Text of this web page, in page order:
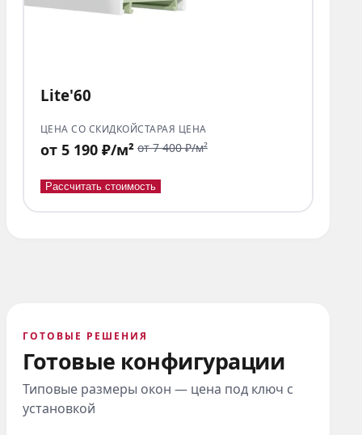
Lite'60
ЦЕНА СО СКИДКОЙ
от 5 190 ₽/м²
СТАРАЯ ЦЕНА
от 7 400 ₽/м²
Рассчитать стоимость
ГОТОВЫЕ РЕШЕНИЯ
Готовые конфигурации
Типовые размеры окон — цена под ключ с
установкой